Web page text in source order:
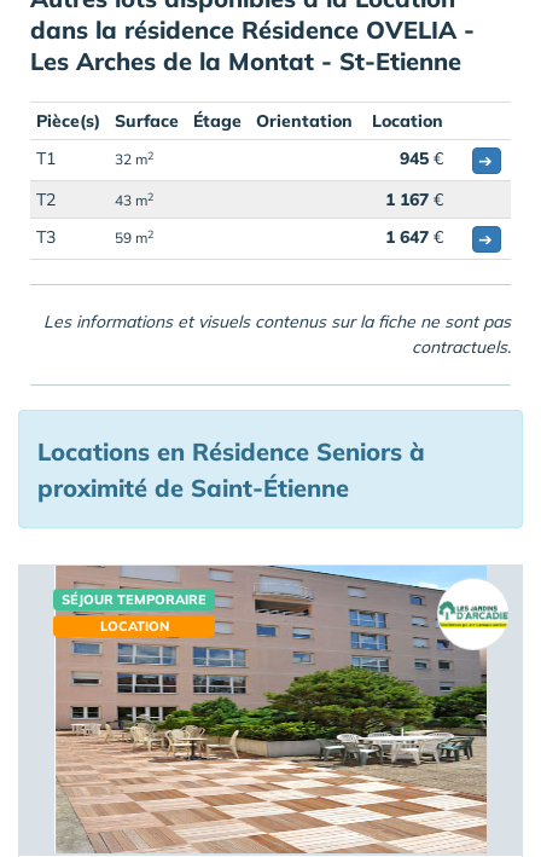
dans la résidence Résidence OVELIA -
Les Arches de la Montat - St-Etienne
Pièce(s) Surface Étage Orientation
Location
T1
32 m2 945 €
➔
T2
43 m2 1 167 €
T3
59 m2 1 647 € ➔
Les informations et visuels contenus sur la fiche ne sont pas
contractuels.
Locations en Résidence Seniors à
proximité de Saint-Étienne
SÉJOUR TEMPORAIRE
LOCATION